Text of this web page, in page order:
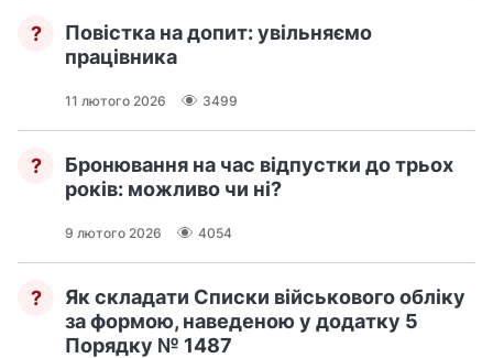
?
Повістка на допит: увільняємо
працівника
11 лютого 2026 3499
?
Бронювання на час відпустки до трьох
років: можливо чи ні?
9 лютого 2026 4054
?
Як складати Списки військового обліку
за формою, наведеною у додатку 5
Порядку № 1487